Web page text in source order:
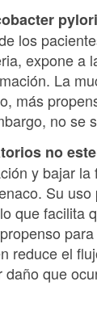
pylori
los
expone a
La
más
no se
no
y bajar
Su
que facilita
reduce el
que